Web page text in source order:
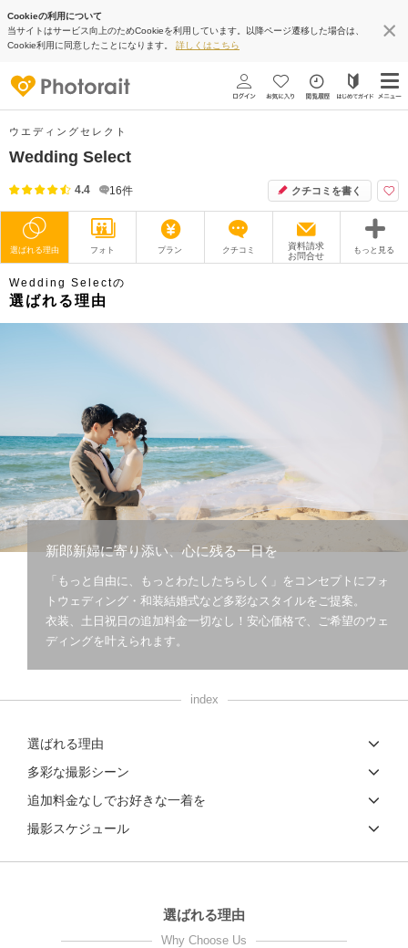
Cookieの利用について
当サイトはサービス向上のためCookieを利用しています。以降ページ遷移した場合は、
Cookie利用に同意したことになります。 詳しくはこちら
ウエディングセレクト
Wedding Select
4.4 16件 クチコミを書く
選ばれる理由 フォト プラン クチコミ
資料請求
お問合せ
もっと見る
撮影レポート
Wedding Selectの
選ばれる理由
新郎新婦に寄り添い、心に残る一日を
「もっと自由に、もっとわたしたちらしく」をコンセプトにフォ
トウェディング・和装結婚式など多彩なスタイルをご提案。
衣装、土日祝日の追加料金一切なし！安心価格で、ご希望のウェ
ディングを叶えられます。
index
選ばれる理由
多彩な撮影シーン
追加料金なしでお好きな一着を
撮影スケジュール
選ばれる理由
Why Choose Us